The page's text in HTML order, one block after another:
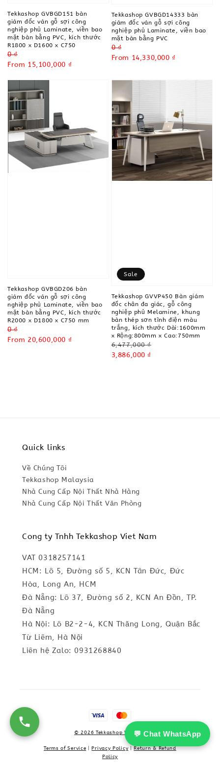
💬 Chat WhatsApp
Tekkashop GVBGD151 bàn
giám đốc ván gỗ sợi công
nghiệp phủ Laminate, viền bao
mặt bàn bằng PVC, kích thước
R1800 x D1600 x C750
Regular
price
0 ₫
Sale
From 15,100,000 ₫
Tekkashop GVBGD14333 bàn
giám đốc ván gỗ sợi công
nghiệp phủ Laminate, viền bao
mặt bàn bằng PVC
Regular
price
0 ₫
Sale
From 14,330,000 ₫
Tekkashop GVBGD206 bàn
giám đốc ván gỗ sợi công
nghiệp phủ Laminate, viền bao
mặt bàn bằng PVC, kích thước
R2000 x D1800 x C750 mm
Regular
price
0 ₫
Sale
From 20,600,000 ₫
Sale
Tekkashop GVVP450 Bàn giám
đốc chân đa giác, gỗ công
nghiệp phủ Melamine, khung
bàn thép sơn tĩnh điện màu
trắng, kích thước Dài:1600mm
x Rộng:800mm x Cao:750mm
Regular
price
6,477,000 ₫
Sale
3,886,000 ₫
Quick links
Về Chúng Tôi
Tekkashop Malaysia
Nhà Cung Cấp Nội Thất Nhà Hàng
Nhà Cung Cấp Nội Thất Văn Phòng
Cong ty Tnhh Tekkashop Viet Nam
VAT 0318257141
HCM: Lô 5, Đường số 5, KCN Tân Đức, Đức
Hòa, Long An, HCM
Đà Nẵng: Lô 37, Đường số 2, KCN An Đồn, TP.
Đà Nẵng
Hà Nội: Lô B2-2-4, KCN Thăng Long, Quận Bắc
Từ Liêm, Hà Nội
Liên hệ Zalo: 0931268840
© 2026 Tekkashop Vietnam
Terms of Service Privacy Policy |Return & Refund
Policy